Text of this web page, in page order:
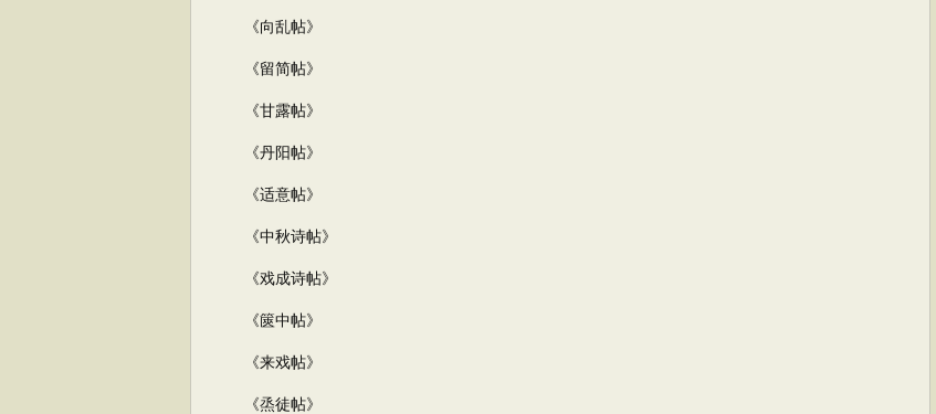
《向乱帖》
《留简帖》
《甘露帖》
《丹阳帖》
《适意帖》
《中秋诗帖》
《戏成诗帖》
《篋中帖》
《来戏帖》
《烝徒帖》